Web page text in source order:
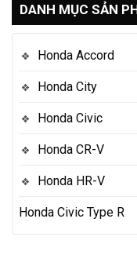
DANH MỤC SẢN
Honda Accord
Honda City
Honda Civic
Honda CR-V
Honda HR-V
Honda Civic Type R